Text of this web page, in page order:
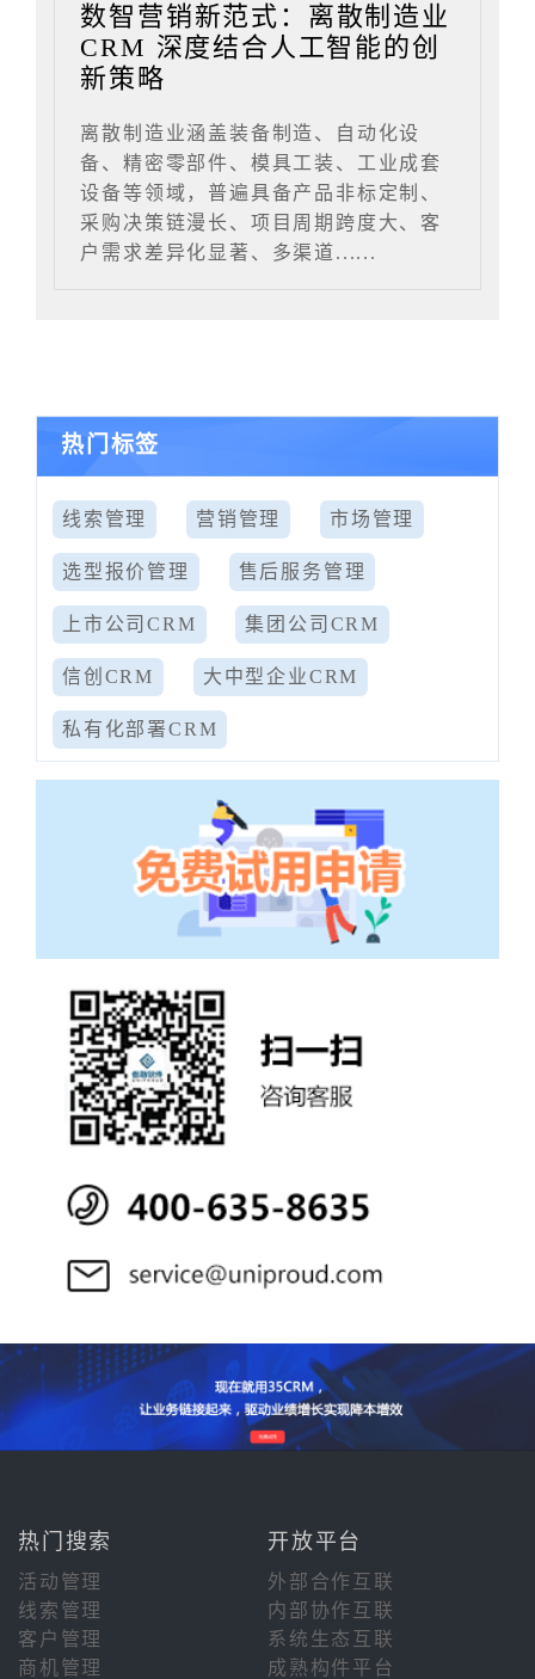
数智营销新范式：离散制造业
CRM 深度结合人工智能的创
新策略
离散制造业涵盖装备制造、自动化设
备、精密零部件、模具工装、工业成套
设备等领域，普遍具备产品非标定制、
采购决策链漫长、项目周期跨度大、客
户需求差异化显著、多渠道......
热门标签
线索管理 营销管理 市场管理
选型报价管理 售后服务管理
上市公司CRM 集团公司CRM
信创CRM 大中型企业CRM
私有化部署CRM
热门搜索 开放平台
活动管理
外部合作互联
线索管理
内部协作互联
客户管理
系统生态互联
商机管理
成熟构件平台